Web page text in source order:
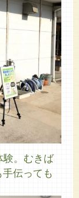
験。むきば
伝っても